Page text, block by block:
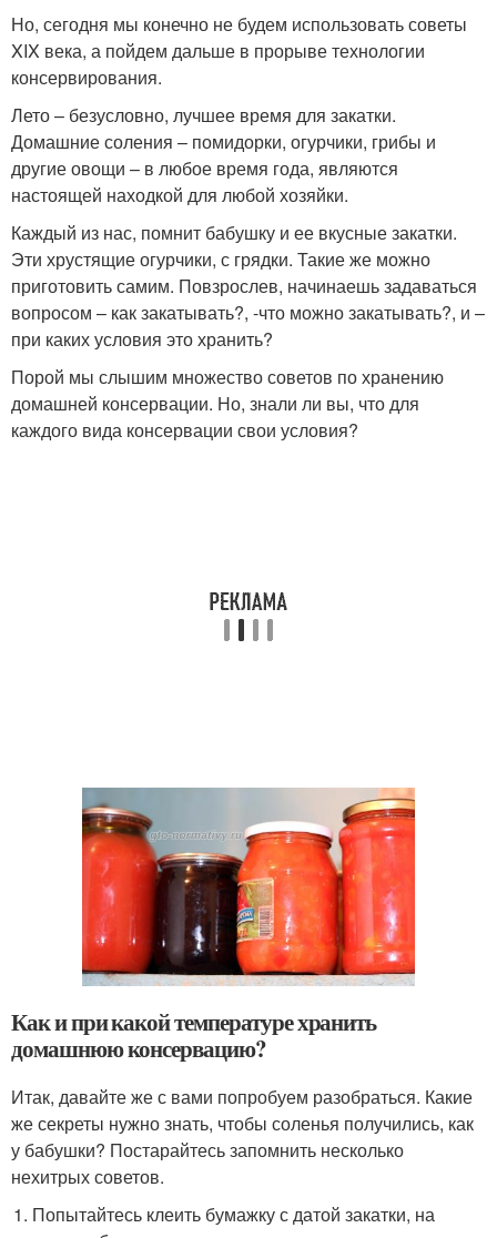
Но, сегодня мы конечно не будем использовать советы
XIX века, а пойдем дальше в прорыве технологии
консервирования.
Лето – безусловно, лучшее время для закатки.
Домашние соления – помидорки, огурчики, грибы и
другие овощи – в любое время года, являются
настоящей находкой для любой хозяйки.
Каждый из нас, помнит бабушку и ее вкусные закатки.
Эти хрустящие огурчики, с грядки. Такие же можно
приготовить самим. Повзрослев, начинаешь задаваться
вопросом – как закатывать?, -что можно закатывать?, и –
при каких условия это хранить?
Порой мы слышим множество советов по хранению
домашней консервации. Но, знали ли вы, что для
каждого вида консервации свои условия?
Как и при какой температуре хранить
домашнюю консервацию?
Итак, давайте же с вами попробуем разобраться. Какие
же секреты нужно знать, чтобы соленья получились, как
у бабушки? Постарайтесь запомнить несколько
нехитрых советов.
Попытайтесь клеить бумажку с датой закатки, на